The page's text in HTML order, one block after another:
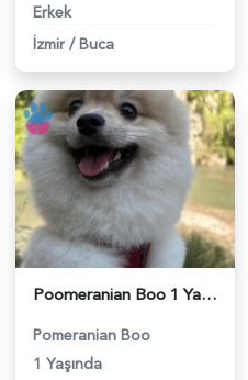
Erkek
İzmir / Buca
Poomeranian Boo 1 Yaşında Erkek Köpeğim Eş Arıyor - 118984099
Pomeranian Boo
1 Yaşında